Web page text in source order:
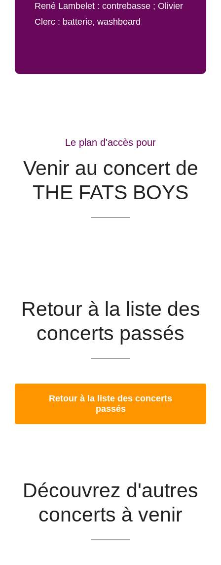
René Lambelet : contrebasse ; Olivier
Clerc : batterie, washboard
Le plan d'accès pour
Venir au concert de
THE FATS BOYS
Retour à la liste des
concerts passés
Retour à la liste des concerts
passés
Découvrez d'autres
concerts à venir